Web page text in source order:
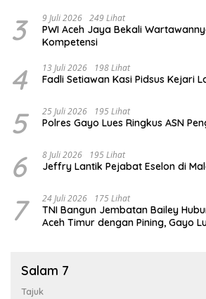
3 9 Juli 2026 249 Lihat
PWI Aceh Jaya Bekali
Kompetensi
4 13 Juli 2026 198 Lihat
Fadli Setiawan Kasi Pidsus Kejari
5 25 Juli 2026 195 Lihat
Polres Gayo Lues Ringkus ASN
6 8 Juli 2026 195 Lihat
Jeffry Lantik Pejabat Eselon di
7 24 Juli 2026 175 Lihat
TNI Bangun Jembatan Bailey
Aceh Timur dengan Pining, Gayo
Salam 7
Tajuk